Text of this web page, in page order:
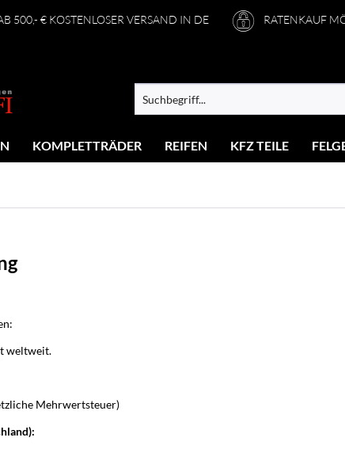
500,- € KOSTENLOSER VERSAND IN DE RATENKAUF
KOMPLETTRÄDER REIFEN KFZ TEILE
weltweit.
Mehrwertsteuer)